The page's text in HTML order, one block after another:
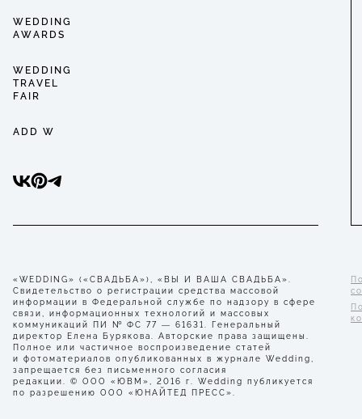
WEDDING
AWARDS
WEDDING
TRAVEL
FAIR
ADD W
«WEDDING» («СВАДЬБА»), «ВЫ И ВАША СВАДЬБА».
Свидетельство о регистрации средства массовой
информации в Федеральной службе по надзору в сфере
связи, информационных технологий и массовых
коммуникаций ПИ № ФС 77 — 61631. Генеральный
директор Елена Бурякова. Авторские права защищены.
Полное или частичное воспроизведение статей
и фотоматериалов опубликованных в журнале Wedding,
запрещается без письменного согласия
редакции. © ООО «ЮВМ», 2016 г. Wedding публикуется
по разрешению ООО «ЮНАЙТЕД ПРЕСС».